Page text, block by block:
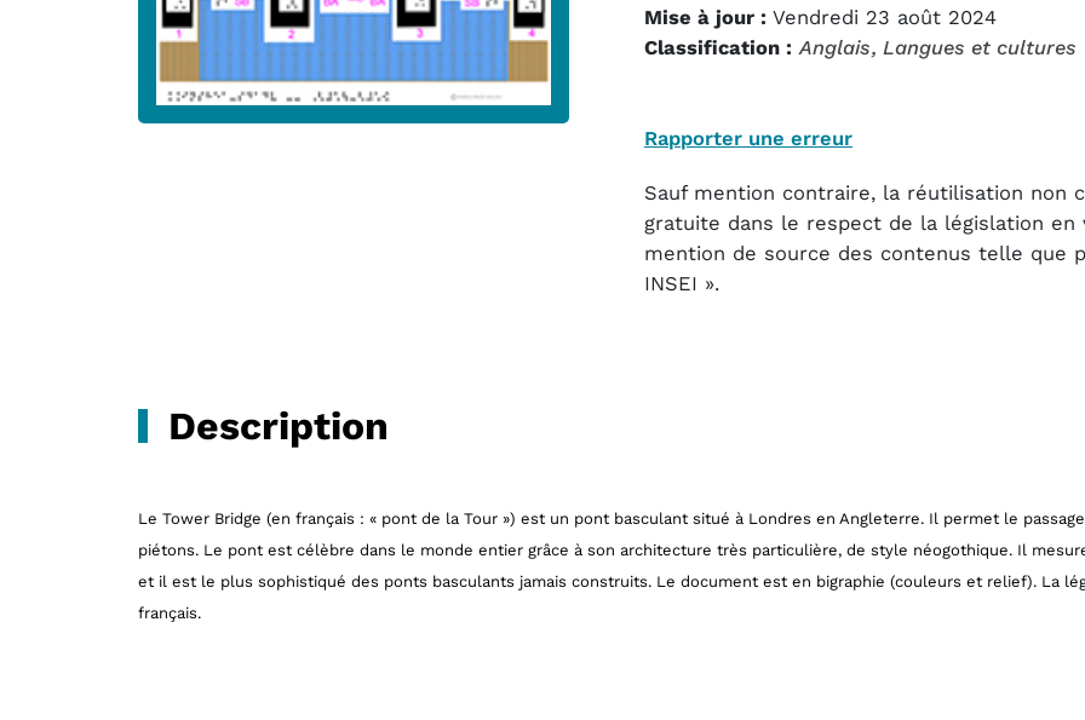
Mise à jour : Vendredi 23 août 2024
Classification : Anglais, Langues et cultures
Rapporter une erreur
Sauf mention contraire, la réutilisation non
gratuite dans le respect de la législation
mention de source des contenus telle que
INSEI ».
Description
Le Tower Bridge (en français : « pont de la Tour ») est un pont basculant situé à Londres en Angleterre. Il permet le
piétons. Le pont est célèbre dans le monde entier grâce à son architecture très particulière, de style néogothique. Il
et il est le plus sophistiqué des ponts basculants jamais construits. Le document est en bigraphie (couleurs et relief). La
français.